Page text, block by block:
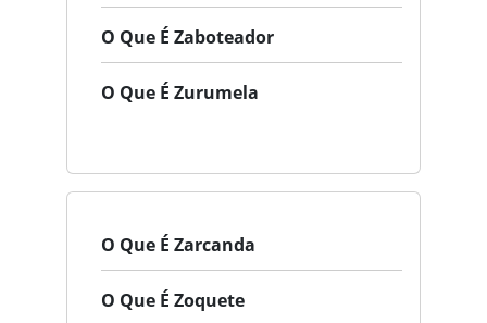
O Que É Zaboteador
O Que É Zurumela
O Que É Zarcanda
O Que É Zoquete